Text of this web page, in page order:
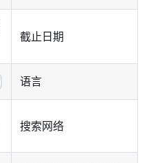
截止日期
语言
搜索网络